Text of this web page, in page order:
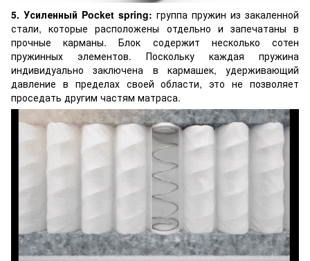
5. Усиленный Pocket spring: группа пружин из закаленной
стали, которые расположены отдельно и запечатаны в
прочные карманы. Блок содержит несколько сотен
пружинных элементов. Поскольку каждая пружина
индивидуально заключена в кармашек, удерживающий
давление в пределах своей области, это не позволяет
проседать другим частям матраса.